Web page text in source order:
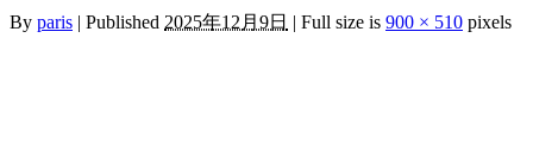
By paris | Published 2025年12月9日 | Full size is 900 × 510 pixels